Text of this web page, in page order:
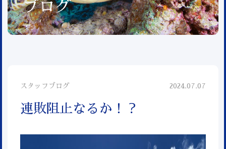
ブログ
スタッフブログ 2024.07.07
連敗阻止なるか！？